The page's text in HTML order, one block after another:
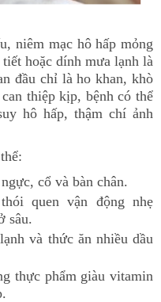
niêm mạc hô hấp mỏng
hoặc dính mưa lạnh là
đầu chỉ là ho khan, khò
thiệp kịp, bệnh có thể
hô hấp, thậm chí ảnh
cổ và bàn chân.
quen vận động nhẹ
sâu.
và thức ăn nhiều dầu
thực phẩm giàu vitamin